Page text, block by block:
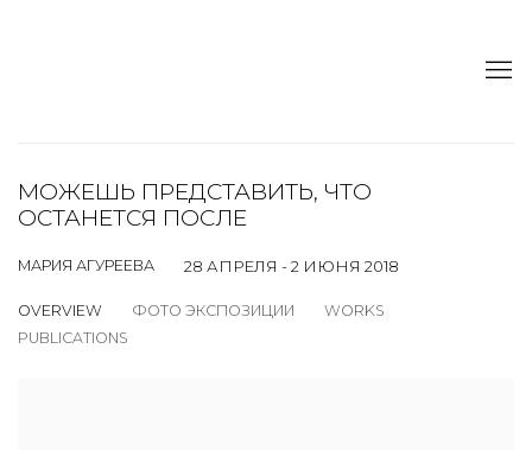
МОЖЕШЬ ПРЕДСТАВИТЬ, ЧТО
ОСТАНЕТСЯ ПОСЛЕ
МАРИЯ АГУРЕЕВА 28 АПРЕЛЯ - 2 ИЮНЯ 2018
OVERVIEW ФОТО ЭКСПОЗИЦИИ
WORKS
PUBLICATIONS